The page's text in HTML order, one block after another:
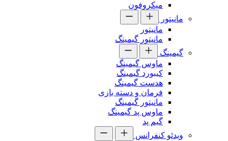
میکروفون
مانیتور
مانیتور
مانیتور گیمینگ
گیمینگ
ماوس گیمینگ
کیبورد گیمینگ
هدست گیمینگ
فرمان و دسته بازی
مانیتور گیمینگ
ماوس پد گیمینگ
گیم پد
ویدئو کنفرانس